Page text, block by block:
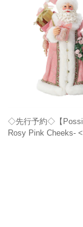
◇先行予約◇【
Rosy Pink Cheeks-